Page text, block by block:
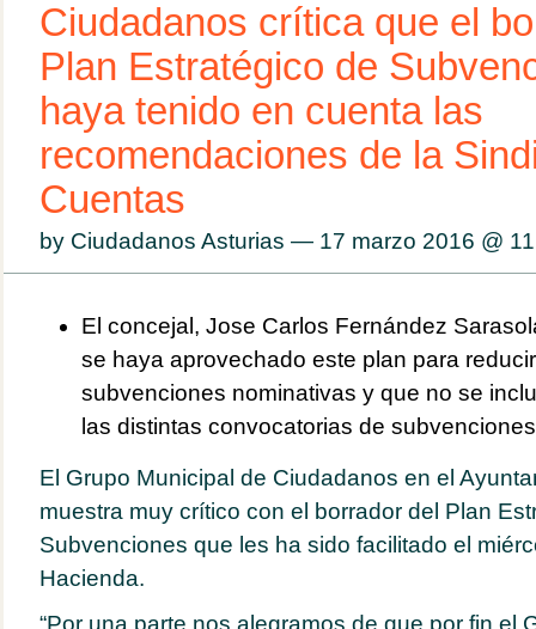
Ciudadanos crítica que el
Plan Estratégico de
haya tenido en cuenta las
recomendaciones de la
Cuentas
by Ciudadanos Asturias — 17 marzo 2016 @
El concejal, Jose Carlos Fernández
se haya aprovechado este plan para
subvenciones nominativas y que no se
las distintas convocatorias de
El Grupo Municipal de Ciudadanos en el
muestra muy crítico con el borrador del Plan
Subvenciones que les ha sido facilitado el
Hacienda.
“Por una parte nos alegramos de que por fin el